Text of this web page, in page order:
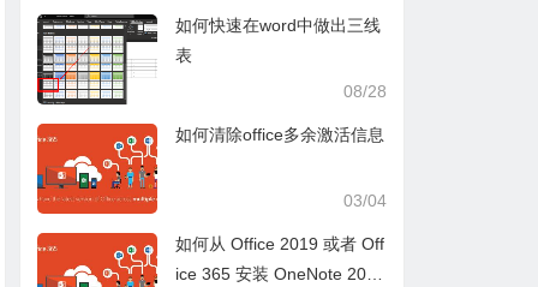
如何快速在word中做出三线
表
08/28
如何清除office多余激活信息
03/04
如何从 Office 2019 或者 Off
ice 365 安装 OneNote 201